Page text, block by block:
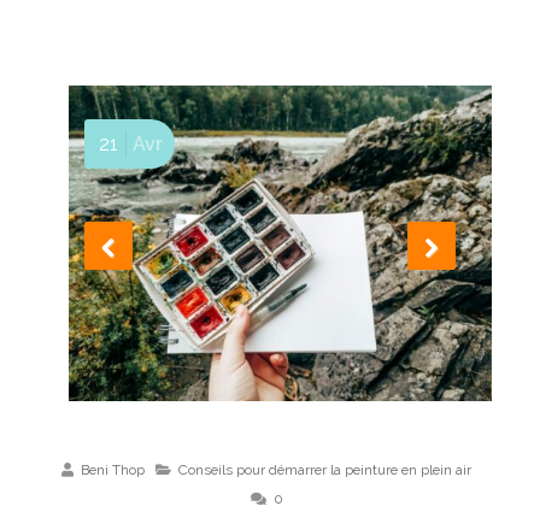
Beni Thop
Conseils pour démarrer la peinture en plein air
0
21 Avr